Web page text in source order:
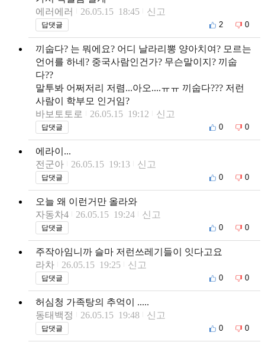
에러에러
26.05.15 18:45 신고
답댓글 2 0
끼숩다? 는 뭐에요? 어디 날라리뽕 양아치여? 모르는
언어를 하네? 중국사람인건가? 무슨말이지? 끼숩
다??
말투봐 어쩌저리 저렴...아오....ㅠㅠ 끼숩다??? 저런
사람이 학부모 인거임?
바보토토로
26.05.15 19:12 신고
답댓글 0 0
에라이...
전군아
26.05.15 19:13 신고
답댓글 0 0
오늘 왜 이런거만 올라와
자동차4
26.05.15 19:24 신고
답댓글 0 0
주작아임니까 슬마 저런쓰레기들이 잇다고요
라차
26.05.15 19:25 신고
답댓글 0 0
허심청 가족탕의 추억이 .....
동태백정
26.05.15 19:48 신고
답댓글 0 0